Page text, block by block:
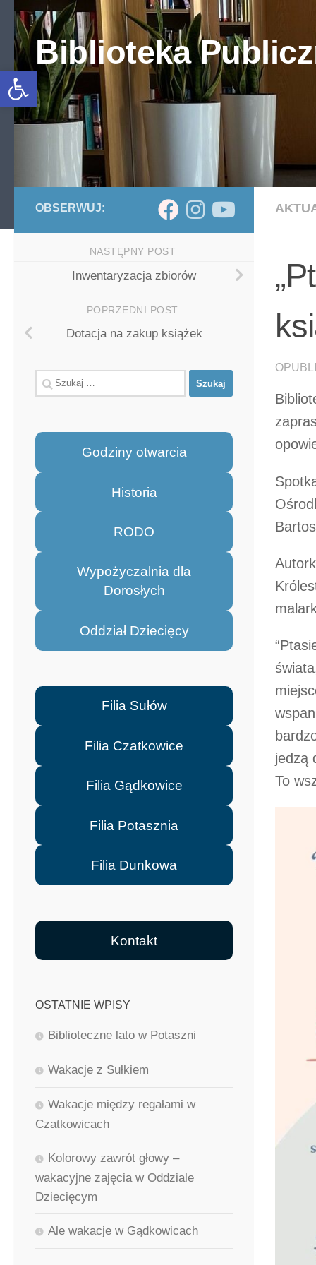
Otwórz pasek narzędzi
Skip to content
Biblioteka
jedzą
To
OBSERWUJ:
NASTĘPNY POST
Inwentaryzacja zbiorów
POPRZEDNI POST
Dotacja na zakup książek
Szukaj:
Godziny otwarcia
Historia
RODO
Wypożyczalnia dla
Dorosłych
Oddział Dziecięcy
Filia Sułów
Filia Czatkowice
Filia Gądkowice
Filia Potasznia
Filia Dunkowa
Kontakt
OSTATNIE WPISY
Biblioteczne lato w Potaszni
Wakacje z Sułkiem
Wakacje między regałami w
Czatkowicach
Kolorowy zawrót głowy –
wakacyjne zajęcia w Oddziale
Dziecięcym
Ale wakacje w Gądkowicach